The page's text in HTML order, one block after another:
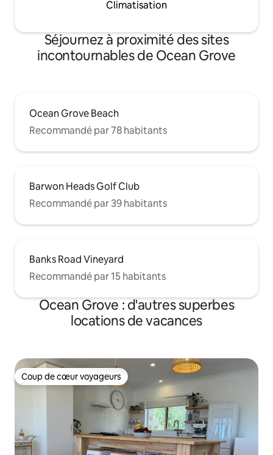
Climatisation
Séjournez à proximité des sites
incontournables de Ocean Grove
Ocean Grove Beach
Recommandé par 78 habitants
Barwon Heads Golf Club
Recommandé par 39 habitants
Banks Road Vineyard
Recommandé par 15 habitants
Ocean Grove : d'autres superbes
locations de vacances
Coup de cœur voyageurs
Coup de cœur voyageurs